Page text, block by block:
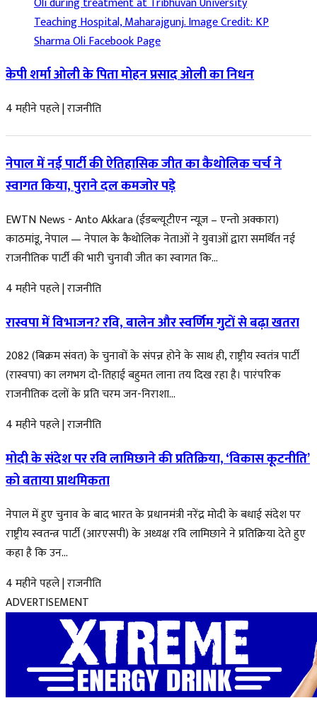
Teaching Hospital, Maharajgunj. Image Credit: KP
Sharma Oli Facebook Page
केपी शर्मा ओली के पिता मोहन प्रसाद ओली का निधन
4 महीने पहले|राजनीति
नेपाल में नई पार्टी की ऐतिहासिक जीत का कैथोलिक चर्च ने
स्वागत किया, पुराने दल कमजोर पड़े
EWTN News - Anto Akkara (ईडब्ल्यूटीएन न्यूज़ – एन्तो अक्कारा)
काठमांडू, नेपाल — नेपाल के कैथोलिक नेताओं ने युवाओं द्वारा समर्थित नई
राजनीतिक पार्टी की भारी चुनावी जीत का स्वागत कि...
4 महीने पहले|राजनीति
रास्वपा में विभाजन? रवि, बालेन और स्वर्णिम गुटों से बढ़ा खतरा
2082 (बिक्रम संवत) के चुनावों के संपन्न होने के साथ ही, राष्ट्रीय स्वतंत्र पार्टी
(रास्वपा) का लगभग दो-तिहाई बहुमत लाना तय दिख रहा है। पारंपरिक
राजनीतिक दलों के प्रति चरम जन-निराशा...
4 महीने पहले|राजनीति
मोदी के संदेश पर रवि लामिछाने की प्रतिक्रिया, ‘विकास कूटनीति’
को बताया प्राथमिकता
नेपाल में हुए चुनाव के बाद भारत के प्रधानमंत्री नरेंद्र मोदी के बधाई संदेश पर
राष्ट्रीय स्वतन्त्र पार्टी (आरएसपी) के अध्यक्ष रवि लामिछाने ने प्रतिक्रिया देते हुए
कहा है कि उन...
4 महीने पहले|राजनीति
ADVERTISEMENT